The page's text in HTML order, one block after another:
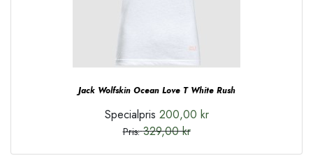
Jack Wolfskin Ocean Love T White Rush
Specialpris 200,00 kr
Pris: 329,00 kr